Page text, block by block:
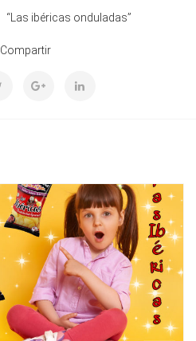
“Las ibéricas onduladas”
Compartir